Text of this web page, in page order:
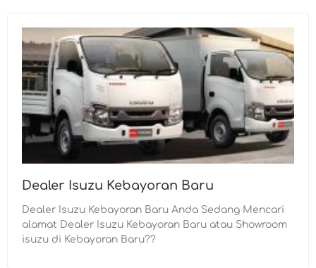
Dealer Isuzu Kebayoran Baru
Dealer Isuzu Kebayoran Baru Anda Sedang Mencari
alamat Dealer Isuzu Kebayoran Baru atau Showroom
isuzu di Kebayoran Baru??